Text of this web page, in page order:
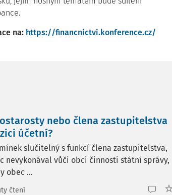
na: https://financnictvi.konference.cz/
nebo člena zastupitelstva
účetní?
slučitelný s funkcí člena zastupitelstva,
nevykonával vůči obci činnosti státní správy,
obec ...
čtení